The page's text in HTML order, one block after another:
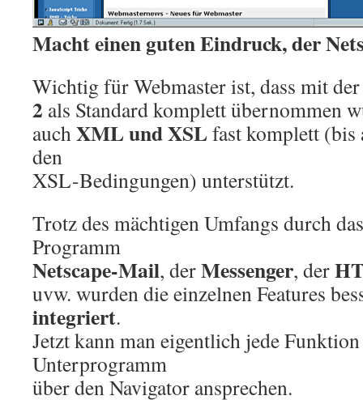
Macht einen guten Eindruck, der
Wichtig für Webmaster ist, dass mit
2 als Standard komplett übernommen
auchXML und XSLfast komplett (bis
den
XSL-Bedingungen) unterstützt.
Trotz des mächtigen Umfangs durch
Programm
Netscape-Mail, derMessenger, der
uvw. wurden die einzelnen Features
integriert.
Jetzt kann man eigentlich jede
Unterprogramm
über den Navigator ansprechen.